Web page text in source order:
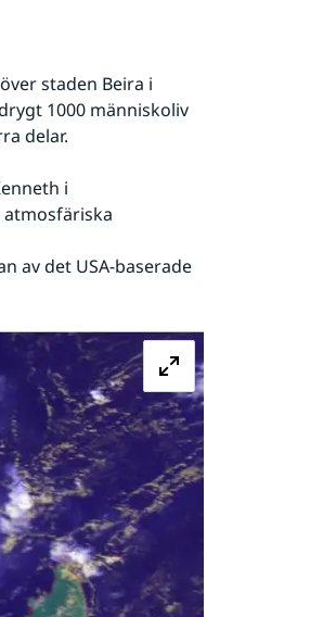
staden Beira i
1000 människoliv
delar.
i
atmosfäriska
Förstora bilden